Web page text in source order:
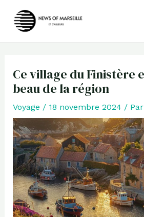
Ce village du Finistère
beau de la région
Voyage / 18 novembre 2024 / Par